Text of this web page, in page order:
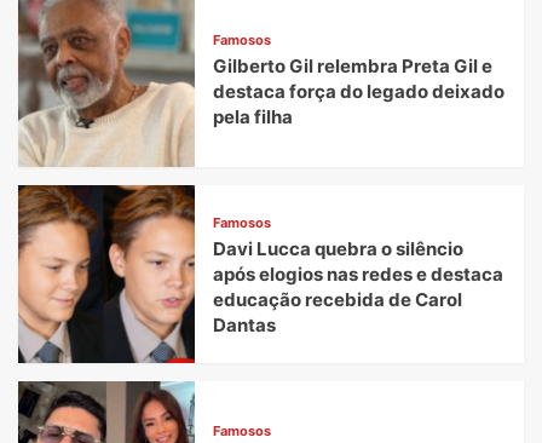
Famosos
Gilberto Gil relembra Preta Gil e
destaca força do legado deixado
pela filha
Famosos
Davi Lucca quebra o silêncio
após elogios nas redes e destaca
educação recebida de Carol
Dantas
Famosos